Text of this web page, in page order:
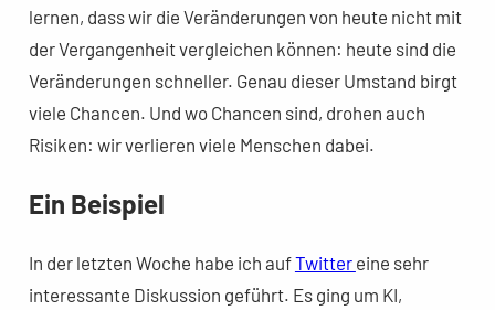
lernen, dass wir die Veränderungen von heute nicht mit
der Vergangenheit vergleichen können: heute sind die
Veränderungen schneller. Genau dieser Umstand birgt
viele Chancen. Und wo Chancen sind, drohen auch
Risiken: wir verlieren viele Menschen dabei.
Ein Beispiel
In der letzten Woche habe ich aufTwitter eine sehr
interessante Diskussion geführt. Es ging um KI,